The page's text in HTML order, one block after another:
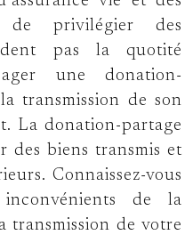
de privilégier des
pas la quotité
une donation-
transmission de son
La donation-partage
des biens transmis et
Connaissez-vous
de la
transmission de votre